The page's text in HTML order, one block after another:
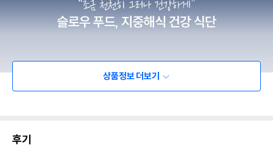
상품정보 더보기
후기